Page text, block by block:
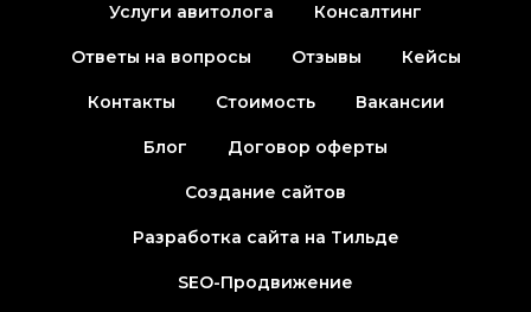
Услуги авитолога Консалтинг
Ответы на вопросы Отзывы Кейсы
Контакты Стоимость Вакансии
Блог Договор оферты
Создание сайтов
Разработка сайта на Тильде
SEO-Продвижение